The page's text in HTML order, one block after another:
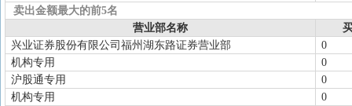
卖出金额最大的前5名
营业部名称
兴业证券股份有限公司福州湖东路证券营业部
0
机构专用
0
沪股通专用
0
机构专用
0